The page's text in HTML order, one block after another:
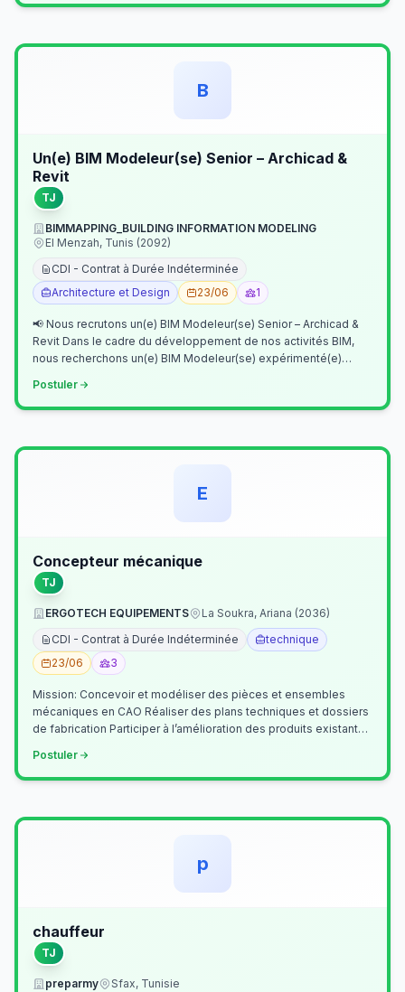
B
Un(e) BIM Modeleur(se) Senior – Archicad &
Revit
TJ
BIMMAPPING_BUILDING INFORMATION MODELING
El Menzah, Tunis (2092)
CDI - Contrat à Durée Indéterminée
Architecture et Design
23/06 1
📢 Nous recrutons un(e) BIM Modeleur(se) Senior – Archicad &
Revit Dans le cadre du développement de nos activités BIM,
nous recherchons un(e) BIM Modeleur(se) expérimenté(e)
Postuler
E
Concepteur mécanique
TJ
ERGOTECH EQUIPEMENTS
La Soukra, Ariana (2036)
CDI - Contrat à Durée Indéterminée
technique
23/06
3
Mission: Concevoir et modéliser des pièces et ensembles
mécaniques en CAO Réaliser des plans techniques et dossiers
de fabrication Participer à l’amélioration des produits existants
Postuler
p
chauffeur
TJ
preparmy
Sfax, Tunisie